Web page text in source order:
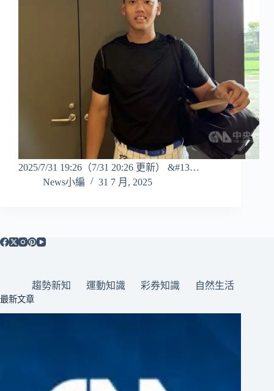
2025/7/31 19:26（7/31 20:26 更新） &#13…
News小編
31 7 月, 2025
趨勢新知 運動知識 彩券知識 自然生活
最新文章